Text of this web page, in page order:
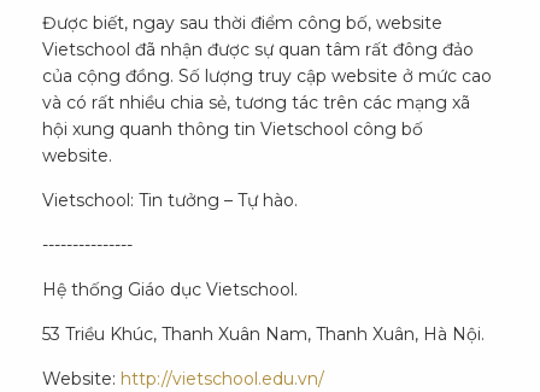
Được biết, ngay sau thời điểm công bố, website
Vietschool đã nhận được sự quan tâm rất đông đảo
của cộng đồng. Số lượng truy cập website ở mức cao
và có rất nhiều chia sẻ, tương tác trên các mạng xã
hội xung quanh thông tin Vietschool công bố
website.
Vietschool: Tin tưởng – Tự hào.
---------------
Hệ thống Giáo dục Vietschool.
53 Triều Khúc, Thanh Xuân Nam, Thanh Xuân, Hà Nội.
Website: http://vietschool.edu.vn/